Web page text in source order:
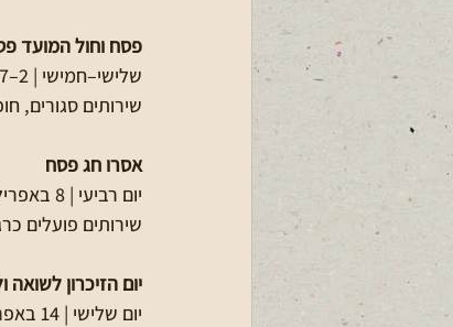
פסח וחול המועד
שלישי–חמישי | 2–7 באפריל 2026
שירותים סגורים,
אסרו חג פסח
יום רביעי | 8 באפריל 2026
שירותים פועלים
יום הזיכרון לשואה
יום שלישי | 14 באפריל 2026